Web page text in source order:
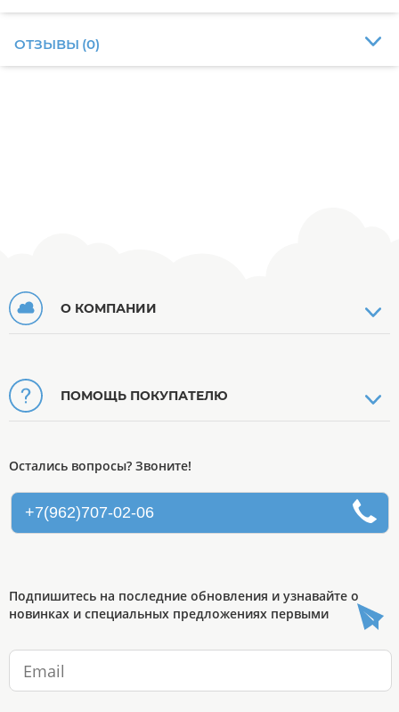
ОТЗЫВЫ (0)
О КОМПАНИИ
ПОМОЩЬ ПОКУПАТЕЛЮ
Остались вопросы? Звоните!
+7(962)707-02-06
Подпишитесь на последние обновления и узнавайте о
новинках и специальных предложениях первыми